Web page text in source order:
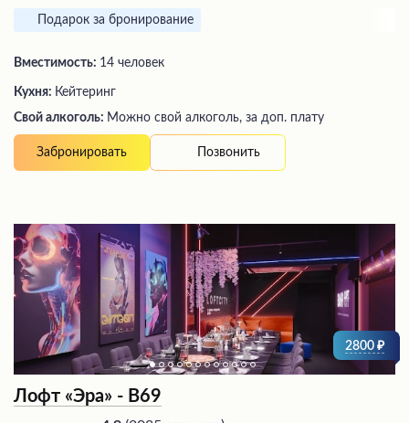
Подарок за бронирование
Вместимость: 14 человек
Кухня: Кейтеринг
Свой алкоголь: Можно свой алкоголь, за доп. плату
Забронировать Позвонить
2800
Лофт «Эра» - В69